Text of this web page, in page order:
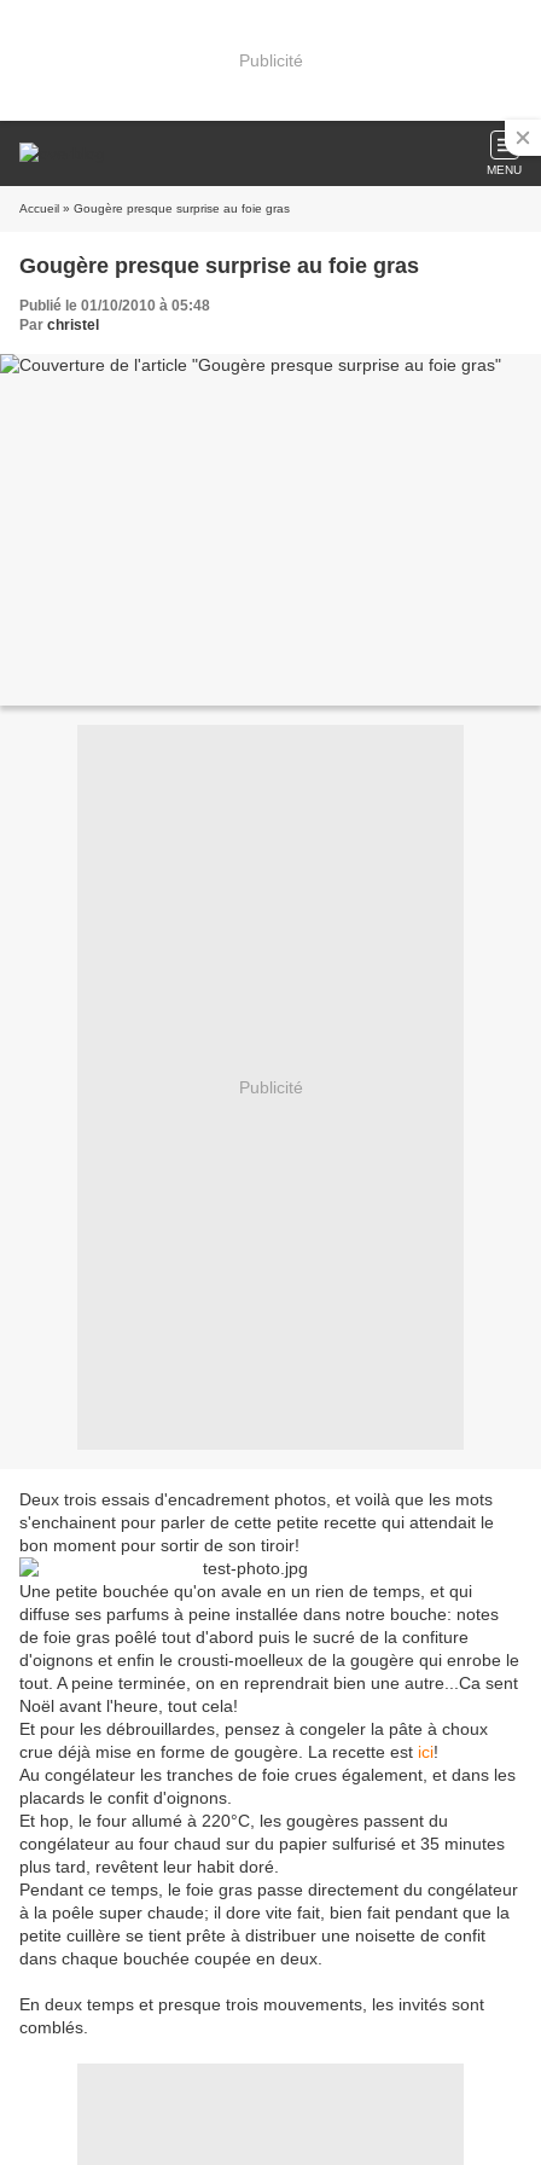
Publicité
MENU
Accueil » Gougère presque surprise au foie gras
Gougère presque surprise au foie gras
Publié le 01/10/2010 à 05:48
Par christel
Publicité
Deux trois essais d'encadrement photos, et voilà que les mots
s'enchainent pour parler de cette petite recette qui attendait le
bon moment pour sortir de son tiroir!
Une petite bouchée qu'on avale en un rien de temps, et qui
diffuse ses parfums à peine installée dans notre bouche: notes
de foie gras poêlé tout d'abord puis le sucré de la confiture
d'oignons et enfin le crousti-moelleux de la gougère qui enrobe le
tout. A peine terminée, on en reprendrait bien une autre...Ca sent
Noël avant l'heure, tout cela!
Et pour les débrouillardes, pensez à congeler la pâte à choux
crue déjà mise en forme de gougère. La recette est ici!
Au congélateur les tranches de foie crues également, et dans les
placards le confit d'oignons.
Et hop, le four allumé à 220°C, les gougères passent du
congélateur au four chaud sur du papier sulfurisé et 35 minutes
plus tard, revêtent leur habit doré.
Pendant ce temps, le foie gras passe directement du congélateur
à la poêle super chaude; il dore vite fait, bien fait pendant que la
petite cuillère se tient prête à distribuer une noisette de confit
dans chaque bouchée coupée en deux.
En deux temps et presque trois mouvements, les invités sont
comblés.